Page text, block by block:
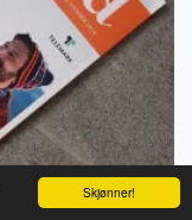
Skjønner!